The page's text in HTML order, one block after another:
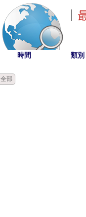
時間 類別
全部